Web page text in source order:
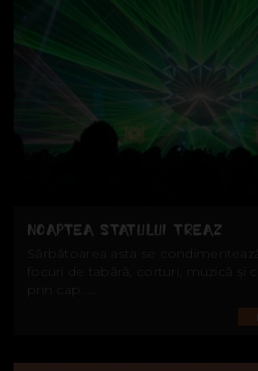
NOAPTEA STATULUI TREAZ
Sărbătoarea asta se
focuri de tabără, corturi, muzică și
prin cap. ...